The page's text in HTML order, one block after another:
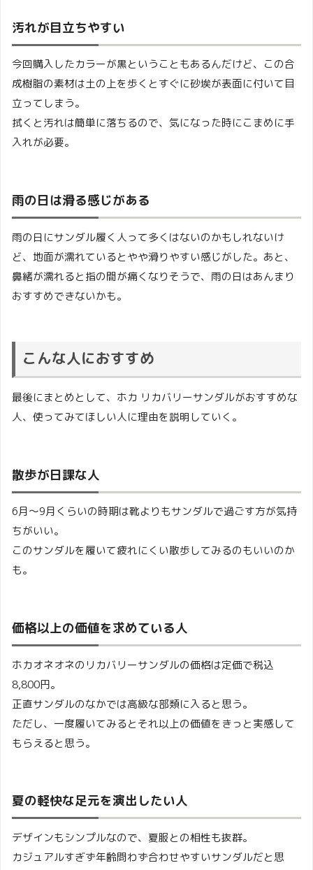
汚れが目立ちやすい
今回購入したカラーが黒ということもあるんだけど、この合
成樹脂の素材は土の上を歩くとすぐに砂埃が表面に付いて目
立ってしまう。
拭くと汚れは簡単に落ちるので、気になった時にこまめに手
入れが必要。
雨の日は滑る感じがある
雨の日にサンダル履く人って多くはないのかもしれないけ
ど、地面が濡れているとやや滑りやすい感じがした。あと、
鼻緒が濡れると指の間が痛くなりそうで、雨の日はあんまり
おすすめできないかも。
こんな人におすすめ
最後にまとめとして、ホカ リカバリーサンダルがおすすめな
人、使ってみてほしい人に理由を説明していく。
散歩が日課な人
6月～9月くらいの時期は靴よりもサンダルで過ごす方が気持
ちがいい。
このサンダルを履いて疲れにくい散歩してみるのもいいのか
も。
価格以上の価値を求めている人
ホカオネオネのリカバリーサンダルの価格は定価で税込
8,800円。
正直サンダルのなかでは高級な部類に入ると思う。
ただし、一度履いてみるとそれ以上の価値をきっと実感して
もらえると思う。
夏の軽快な足元を演出したい人
デザインもシンプルなので、夏服との相性も抜群。
カジュアルすぎず年齢問わず合わせやすいサンダルだと思